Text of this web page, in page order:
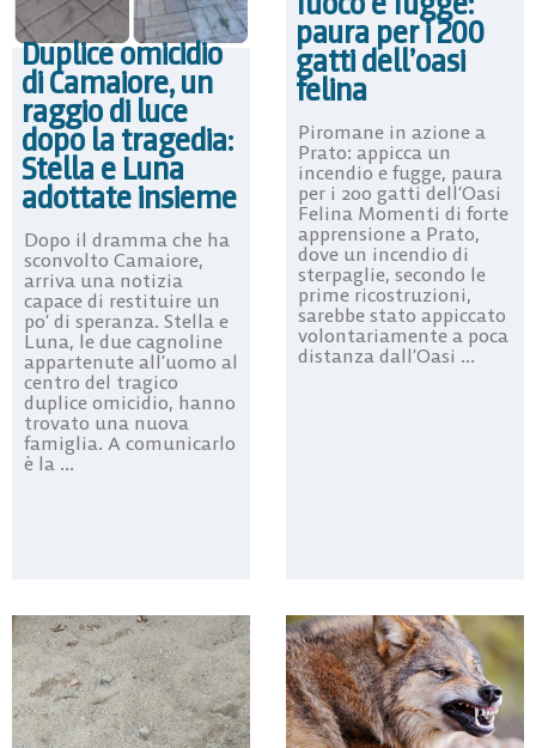
Duplice omicidio
di Camaiore, un
raggio di luce
dopo la tragedia:
Stella e Luna
adottate insieme
Dopo il dramma che ha
sconvolto Camaiore,
arriva una notizia
capace di restituire un
po’ di speranza. Stella e
Luna, le due cagnoline
appartenute all’uomo al
centro del tragico
duplice omicidio, hanno
trovato una nuova
famiglia. A comunicarlo
è la ...
paura per i 200
gatti dell’oasi
felina
Piromane in azione a
Prato: appicca un
incendio e fugge, paura
per i 200 gatti dell’Oasi
Felina Momenti di forte
apprensione a Prato,
dove un incendio di
sterpaglie, secondo le
prime ricostruzioni,
sarebbe stato appiccato
volontariamente a poca
distanza dall’Oasi ...